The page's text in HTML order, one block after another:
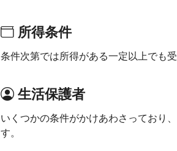
所得条件
条件次第では所得がある一定以上でも
生活保護者
いくつかの条件がかけあわさっており
す。